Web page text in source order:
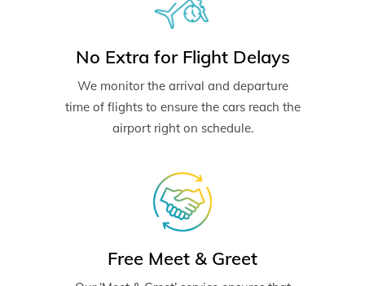
No Extra for Flight Delays
We monitor the arrival and departure
time of flights to ensure the cars reach the
airport right on schedule.
Free Meet & Greet